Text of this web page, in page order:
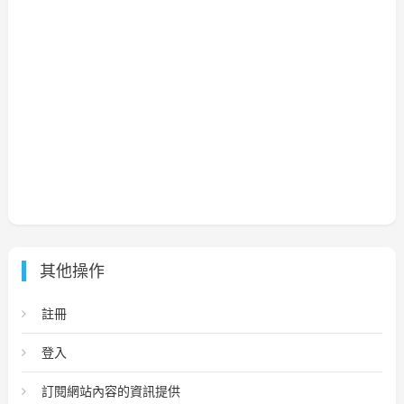
其他操作
註冊
登入
訂閱網站內容的資訊提供